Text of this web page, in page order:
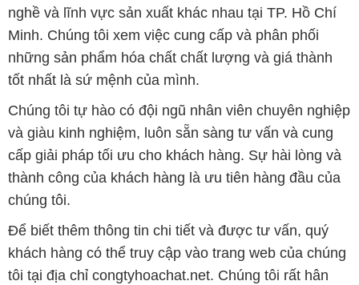
nghề và lĩnh vực sản xuất khác nhau tại TP. Hồ Chí
Minh. Chúng tôi xem việc cung cấp và phân phối
những sản phẩm hóa chất chất lượng và giá thành
tốt nhất là sứ mệnh của mình.
Chúng tôi tự hào có đội ngũ nhân viên chuyên nghiệp
và giàu kinh nghiệm, luôn sẵn sàng tư vấn và cung
cấp giải pháp tối ưu cho khách hàng. Sự hài lòng và
thành công của khách hàng là ưu tiên hàng đầu của
chúng tôi.
Để biết thêm thông tin chi tiết và được tư vấn, quý
khách hàng có thể truy cập vào trang web của chúng
tôi tại địa chỉ congtyhoachat.net. Chúng tôi rất hân